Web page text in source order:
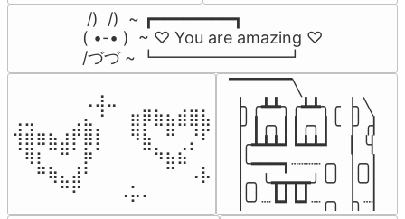
/)  /)  ~ ┏━━━━━━━━┓
( •-• )  ~ ♡ You are amazing ♡
/づづ ~ ┗━━━━━━━━┛
⠀⠀⠀⠀⠀⠀⢀⣰⣀⠀⠀⠀⠀⠀⠀⠀⠀
⢀⣀⠀⠀⠀⢀⣄⠘⠀⠀⣶⡿⣷⣦⣾⣿⣧
⢺⣾⣶⣦⣰⡟⣿⡇⠀⠀⠻⣧⠀⠛⠀⡘⠏
⠈⢿⡆⠉⠛⠁⡷⠁⠀⠀⠀⠉⠳⣦⣮⠁⠀
⠀⠀⠛⢷⣄⣼⠃⠀⠀⠀⠀⠀⠀⠉⠀⠠⡧
⠀⠀⠀⠀⠉⠋⠀⠀⠀⠠⡥⠄⠀⠀⠀⠀⠀
▔▔▔▔▔╲
▕╮╭┻┻╮╭┻┻╮╭▕╮╲
▕╯┃╭╮┃┃╭╮┃╰▕╯╭▏
▕╭┻┻┻┛┗┻┻┛  ▕  ╰▏
▕╰━━━┓┈┈┈╭╮▕╭╮▏
▕╭╮╰┳┳┳┳╯╰╯▕╰╯▏
▕╰╯┈┗┛┗┛┈╭╮▕╮┈▏